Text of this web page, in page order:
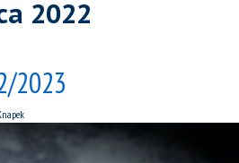
2022
2023